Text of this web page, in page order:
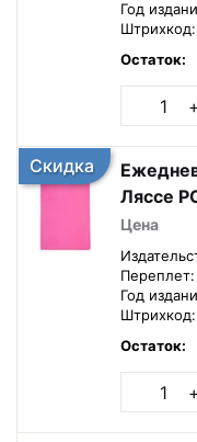
Год
Штрихкод:
Остаток:
+
Скидка
Ляссе
Цена
Переплет:
Год
Штрихкод:
Остаток:
+